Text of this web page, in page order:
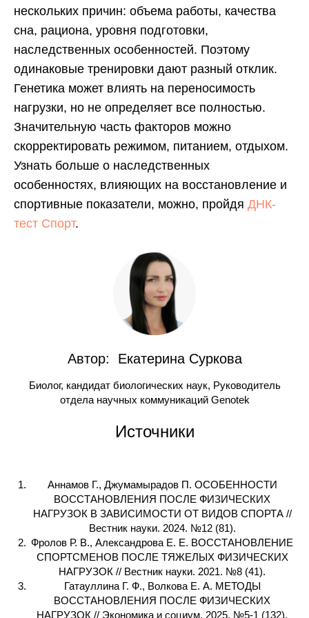
нескольких причин: объема работы, качества
сна, рациона, уровня подготовки,
наследственных особенностей. Поэтому
одинаковые тренировки дают разный отклик.
Генетика может влиять на переносимость
нагрузки, но не определяет все полностью.
Значительную часть факторов можно
скорректировать режимом, питанием, отдыхом.
Узнать больше о наследственных
особенностях, влияющих на восстановление и
спортивные показатели, можно, пройдя ДНК-
тест Спорт.
Автор: Екатерина Суркова
Биолог, кандидат биологических наук, Руководитель
отдела научных коммуникаций Genotek
Источники
Аннамов Г., Джумамырадов П. ОСОБЕННОСТИ
ВОССТАНОВЛЕНИЯ ПОСЛЕ ФИЗИЧЕСКИХ
НАГРУЗОК В ЗАВИСИМОСТИ ОТ ВИДОВ СПОРТА //
Вестник науки. 2024. №12 (81).
Фролов Р. В., Александрова Е. Е. ВОССТАНОВЛЕНИЕ
СПОРТСМЕНОВ ПОСЛЕ ТЯЖЕЛЫХ ФИЗИЧЕСКИХ
НАГРУЗОК // Вестник науки. 2021. №8 (41).
Гатауллина Г. Ф., Волкова Е. А. МЕТОДЫ
ВОССТАНОВЛЕНИЯ ПОСЛЕ ФИЗИЧЕСКИХ
НАГРУЗОК // Экономика и социум. 2025. №5-1 (132).